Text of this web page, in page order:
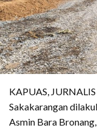
KAPUAS,
Sakakarangan
Asmin Bara